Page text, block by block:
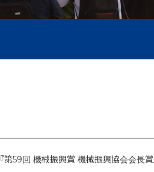
『第59回 機械振興賞 機械振興協会会長